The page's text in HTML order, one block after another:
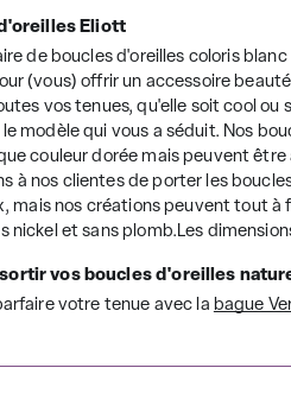
Eliott
de boucles d'oreilles coloris
(vous) offrir un accessoire
vos tenues, qu'elle soit cool
modèle qui vous a séduit. Nos
couleur dorée mais peuvent
à nos clientes de porter les
mais nos créations peuvent tout
nickel et sans plomb.Les
vos boucles d'oreilles
votre tenue avec la bague